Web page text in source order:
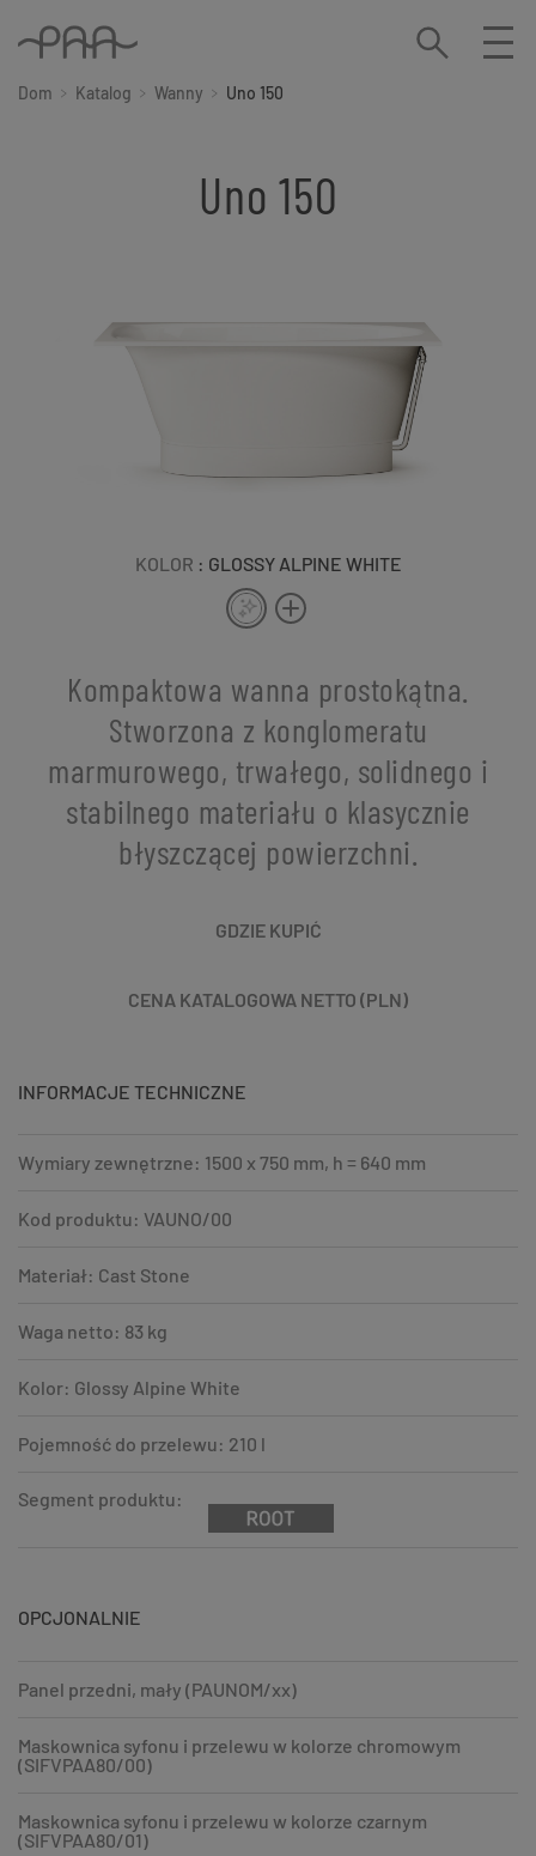
Dom Katalog Wanny Uno 150
Uno 150
KOLOR : GLOSSY ALPINE WHITE
Kompaktowa wanna prostokątna.
Stworzona z konglomeratu
marmurowego, trwałego, solidnego i
stabilnego materiału o klasycznie
błyszczącej powierzchni.
GDZIE KUPIĆ
CENA KATALOGOWA NETTO (PLN)
INFORMACJE TECHNICZNE
Wymiary zewnętrzne: 1500 x 750 mm, h = 640 mm
Kod produktu: VAUNO/00
Materiał: Cast Stone
Waga netto: 83 kg
Kolor: Glossy Alpine White
Pojemność do przelewu: 210 l
Segment produktu:
OPCJONALNIE
Panel przedni, mały (PAUNOM/xx)
Maskownica syfonu i przelewu w kolorze chromowym
(SIFVPAA80/00)
Maskownica syfonu i przelewu w kolorze czarnym
(SIFVPAA80/01)